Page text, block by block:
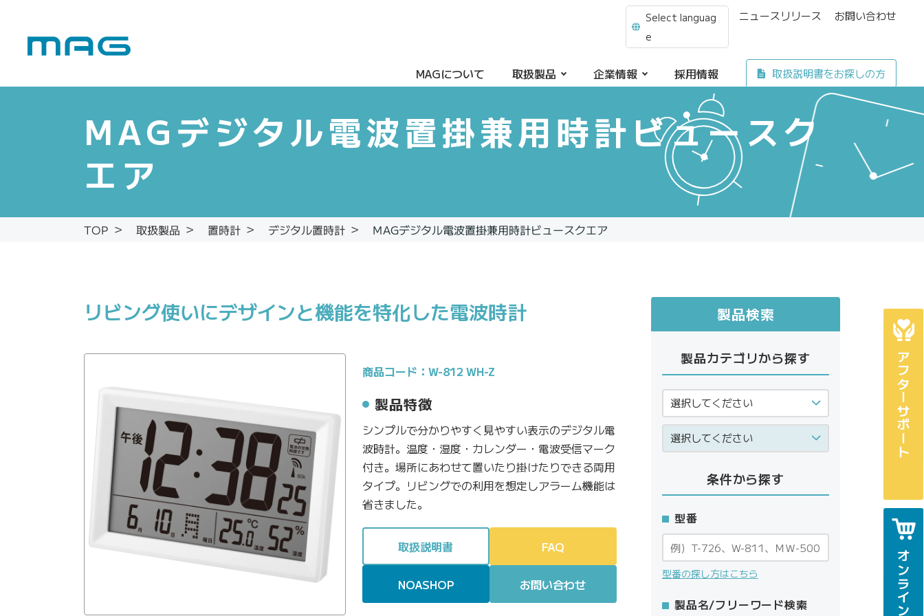
Select languag
e
ニュースリリース お問い合わせ
MAGについて 取扱製品 企業情報 採用情報 取扱説明書をお探しの方
MAGデジタル電波置掛兼用時計ビュースク
エア
TOP 取扱製品 置時計 デジタル置時計 MAGデジタル電波置掛兼用時計ビュースクエア
リビング使いにデザインと機能を特化した電波時計
商品コード：W-812 WH-Z
製品特徴
シンプルで分かりやすく見やすい表示のデジタル電
波時計。温度・湿度・カレンダー・電波受信マーク
付き。場所にあわせて置いたり掛けたりできる両用
タイプ。リビングでの利用を想定しアラーム機能は
省きました。
取扱説明書 FAQ
NOASHOP お問い合わせ
製品検索
製品カテゴリから探す
条件から探す
型番
型番の探し方はこちら
製品名/フリーワード検索
アフターサポート